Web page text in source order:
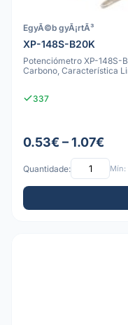
EgyÃ©b gyÃ¡rtÃ³
XP-148S-B20K
Potenciómetro XP-148S-
Carbono, Característica
337
0.53€ – 1.07€
Quantidade: Mín: